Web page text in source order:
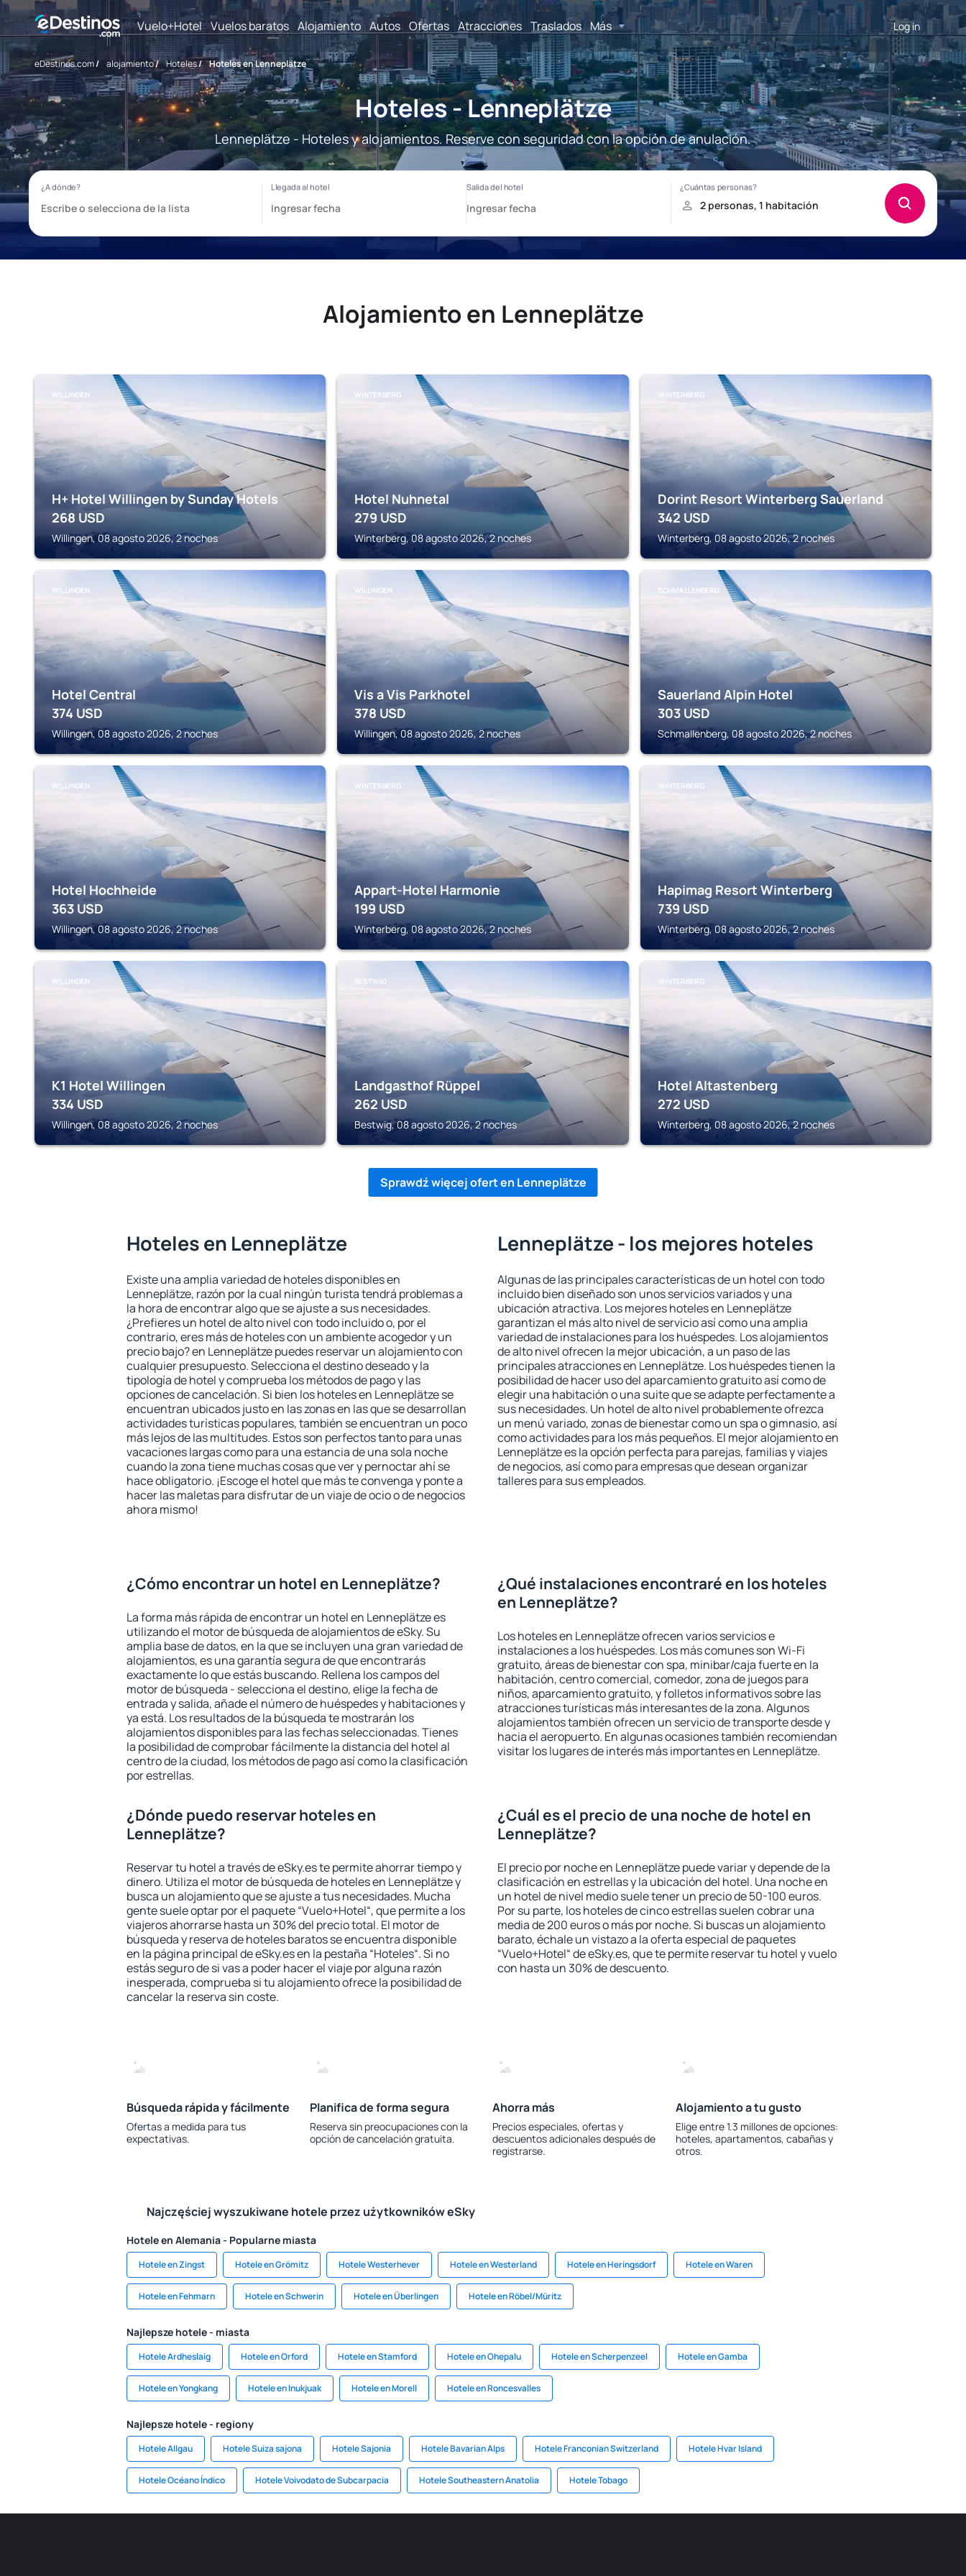
Vuelo+Hotel Vuelos baratos Alojamiento Autos Ofertas Atracciones Traslados Más Log in
eDestinos.com/ alojamiento/ Hoteles/ Hoteles en Lenneplätze
Hoteles - Lenneplätze
Lenneplätze - Hoteles y alojamientos. Reserve con seguridad con la opción de anulación.
Alojamiento en Lenneplätze
WILLINGEN
H+ Hotel Willingen by Sunday Hotels
268 USD
Willingen, 08 agosto 2026, 2 noches
WINTERBERG
Hotel Nuhnetal
279 USD
Winterberg, 08 agosto 2026, 2 noches
WINTERBERG
Dorint Resort Winterberg Sauerland
342 USD
Winterberg, 08 agosto 2026, 2 noches
WILLINGEN
Hotel Central
374 USD
Willingen, 08 agosto 2026, 2 noches
WILLINGEN
Vis a Vis Parkhotel
378 USD
Willingen, 08 agosto 2026, 2 noches
SCHMALLENBERG
Sauerland Alpin Hotel
303 USD
Schmallenberg, 08 agosto 2026, 2 noches
WILLINGEN
Hotel Hochheide
363 USD
Willingen, 08 agosto 2026, 2 noches
WINTERBERG
Appart-Hotel Harmonie
199 USD
Winterberg, 08 agosto 2026, 2 noches
WINTERBERG
Hapimag Resort Winterberg
739 USD
Winterberg, 08 agosto 2026, 2 noches
WILLINGEN
K1 Hotel Willingen
334 USD
Willingen, 08 agosto 2026, 2 noches
BESTWIG
Landgasthof Rüppel
262 USD
Bestwig, 08 agosto 2026, 2 noches
WINTERBERG
Hotel Altastenberg
272 USD
Winterberg, 08 agosto 2026, 2 noches
Sprawdź więcej ofert en Lenneplätze
Hoteles en Lenneplätze
Existe una amplia variedad de hoteles disponibles en
Lenneplätze, razón por la cual ningún turista tendrá problemas a
la hora de encontrar algo que se ajuste a sus necesidades.
¿Prefieres un hotel de alto nivel con todo incluido o, por el
contrario, eres más de hoteles con un ambiente acogedor y un
precio bajo? en Lenneplätze puedes reservar un alojamiento con
cualquier presupuesto. Selecciona el destino deseado y la
tipología de hotel y comprueba los métodos de pago y las
opciones de cancelación. Si bien los hoteles en Lenneplätze se
encuentran ubicados justo en las zonas en las que se desarrollan
actividades turísticas populares, también se encuentran un poco
más lejos de las multitudes. Estos son perfectos tanto para unas
vacaciones largas como para una estancia de una sola noche
cuando la zona tiene muchas cosas que ver y pernoctar ahí se
hace obligatorio. ¡Escoge el hotel que más te convenga y ponte a
hacer las maletas para disfrutar de un viaje de ocio o de negocios
ahora mismo!
Lenneplätze - los mejores hoteles
Algunas de las principales características de un hotel con todo
incluido bien diseñado son unos servicios variados y una
ubicación atractiva. Los mejores hoteles en Lenneplätze
garantizan el más alto nivel de servicio así como una amplia
variedad de instalaciones para los huéspedes. Los alojamientos
de alto nivel ofrecen la mejor ubicación, a un paso de las
principales atracciones en Lenneplätze. Los huéspedes tienen la
posibilidad de hacer uso del aparcamiento gratuito así como de
elegir una habitación o una suite que se adapte perfectamente a
sus necesidades. Un hotel de alto nivel probablemente ofrezca
un menú variado, zonas de bienestar como un spa o gimnasio, así
como actividades para los más pequeños. El mejor alojamiento en
Lenneplätze es la opción perfecta para parejas, familias y viajes
de negocios, así como para empresas que desean organizar
talleres para sus empleados.
¿Cómo encontrar un hotel en Lenneplätze?
La forma más rápida de encontrar un hotel en Lenneplätze es
utilizando el motor de búsqueda de alojamientos de eSky. Su
amplia base de datos, en la que se incluyen una gran variedad de
alojamientos, es una garantía segura de que encontrarás
exactamente lo que estás buscando. Rellena los campos del
motor de búsqueda - selecciona el destino, elige la fecha de
entrada y salida, añade el número de huéspedes y habitaciones y
ya está. Los resultados de la búsqueda te mostrarán los
alojamientos disponibles para las fechas seleccionadas. Tienes
la posibilidad de comprobar fácilmente la distancia del hotel al
centro de la ciudad, los métodos de pago así como la clasificación
por estrellas.
¿Qué instalaciones encontraré en los hoteles
en Lenneplätze?
Los hoteles en Lenneplätze ofrecen varios servicios e
instalaciones a los huéspedes. Los más comunes son Wi-Fi
gratuito, áreas de bienestar con spa, minibar/caja fuerte en la
habitación, centro comercial, comedor, zona de juegos para
niños, aparcamiento gratuito, y folletos informativos sobre las
atracciones turísticas más interesantes de la zona. Algunos
alojamientos también ofrecen un servicio de transporte desde y
hacia el aeropuerto. En algunas ocasiones también recomiendan
visitar los lugares de interés más importantes en Lenneplätze.
¿Dónde puedo reservar hoteles en
Lenneplätze?
Reservar tu hotel a través de eSky.es te permite ahorrar tiempo y
dinero. Utiliza el motor de búsqueda de hoteles en Lenneplätze y
busca un alojamiento que se ajuste a tus necesidades. Mucha
gente suele optar por el paquete “Vuelo+Hotel“, que permite a los
viajeros ahorrarse hasta un 30% del precio total. El motor de
búsqueda y reserva de hoteles baratos se encuentra disponible
en la página principal de eSky.es en la pestaña “Hoteles“. Si no
estás seguro de si vas a poder hacer el viaje por alguna razón
inesperada, comprueba si tu alojamiento ofrece la posibilidad de
cancelar la reserva sin coste.
¿Cuál es el precio de una noche de hotel en
Lenneplätze?
El precio por noche en Lenneplätze puede variar y depende de la
clasificación en estrellas y la ubicación del hotel. Una noche en
un hotel de nivel medio suele tener un precio de 50-100 euros.
Por su parte, los hoteles de cinco estrellas suelen cobrar una
media de 200 euros o más por noche. Si buscas un alojamiento
barato, échale un vistazo a la oferta especial de paquetes
“Vuelo+Hotel“ de eSky.es, que te permite reservar tu hotel y vuelo
con hasta un 30% de descuento.
Búsqueda rápida y fácilmente
Ofertas a medida para tus
expectativas.
Planifica de forma segura
Reserva sin preocupaciones con la
opción de cancelación gratuita.
Ahorra más
Precios especiales, ofertas y
descuentos adicionales después de
registrarse.
Alojamiento a tu gusto
Elige entre 1.3 millones de opciones:
hoteles, apartamentos, cabañas y
otros.
Najczęściej wyszukiwane hotele przez użytkowników eSky
Hotele en Alemania - Popularne miasta
Hotele en Zingst Hotele en Grömitz Hotele Westerhever Hotele en Westerland Hotele en Heringsdorf Hotele en Waren
Hotele en Fehmarn Hotele en Schwerin Hotele en Überlingen Hotele en Röbel/Müritz
Najlepsze hotele - miasta
Hotele Ardheslaig Hotele en Orford Hotele en Stamford Hotele en Ohepalu Hotele en Scherpenzeel Hotele en Gamba
Hotele en Yongkang Hotele en Inukjuak Hotele en Morell Hotele en Roncesvalles
Najlepsze hotele - regiony
Hotele Allgau Hotele Suiza sajona Hotele Sajonia Hotele Bavarian Alps Hotele Franconian Switzerland Hotele Hvar Island
Hotele Océano Índico Hotele Voivodato de Subcarpacia Hotele Southeastern Anatolia Hotele Tobago